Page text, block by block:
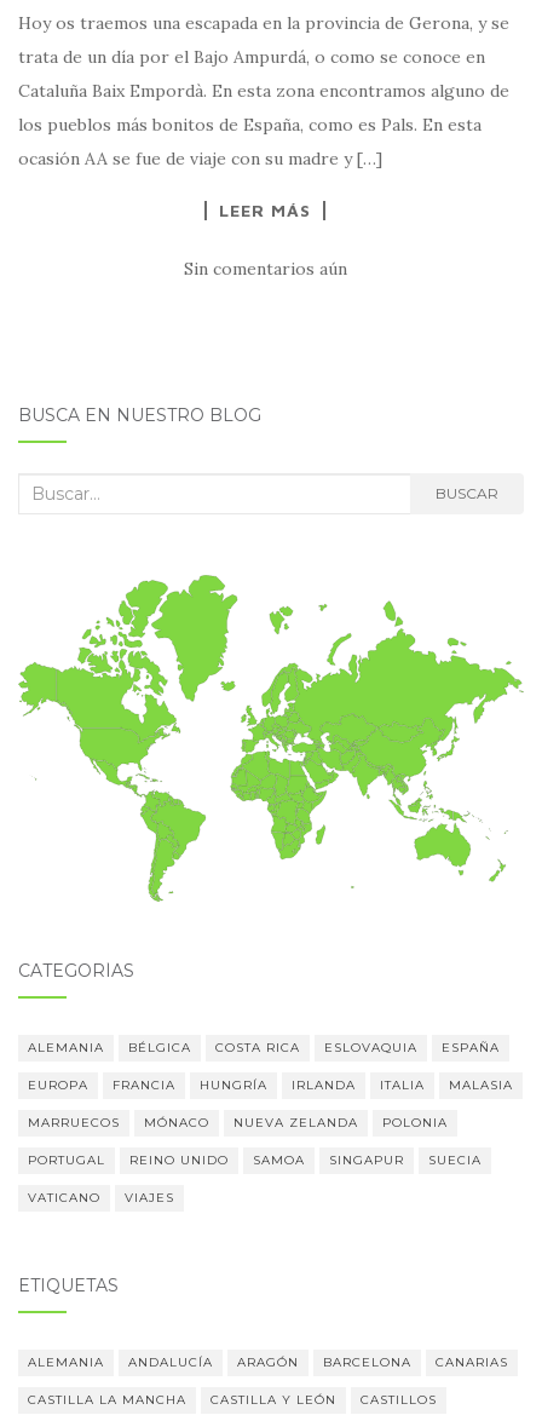
Hoy os traemos una escapada en la provincia de Gerona, y se
trata de un día por el Bajo Ampurdá, o como se conoce en
Cataluña Baix Empordà. En esta zona encontramos alguno de
los pueblos más bonitos de España, como es Pals. En esta
ocasión AA se fue de viaje con su madre y […]
LEER MÁS
Sin comentarios aún
BUSCA EN NUESTRO BLOG
Buscar: BUSCAR
CATEGORÍAS
ALEMANIA BÉLGICA COSTA RICA ESLOVAQUIA ESPAÑA
EUROPA FRANCIA HUNGRÍA IRLANDA ITALIA MALASIA
MARRUECOS MÓNACO NUEVA ZELANDA POLONIA
PORTUGAL REINO UNIDO SAMOA SINGAPUR SUECIA
VATICANO VIAJES
ETIQUETAS
ALEMANIA ANDALUCÍA ARAGÓN BARCELONA CANARIAS
CASTILLA LA MANCHA CASTILLA Y LEÓN CASTILLOS